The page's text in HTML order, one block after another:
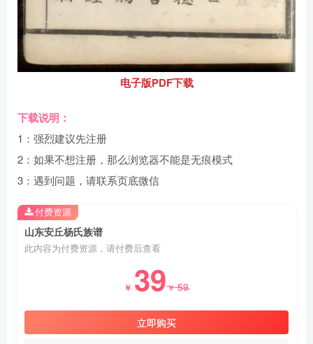
电子版PDF下载
下载说明：
1：强烈建议先注册
2：如果不想注册，那么浏览器不能是无痕模式
3：遇到问题，请联系页底微信
山东安丘杨氏族谱
此内容为付费资源，请付费后查看
￥ 39￥59
立即购买
付费资源